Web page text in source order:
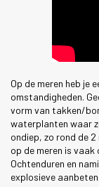
Op de meren heb je
omstandigheden.
vorm van takken/
waterplanten waar
ondiep, zo rond de
op de meren is vaak
Ochtenduren en
explosieve